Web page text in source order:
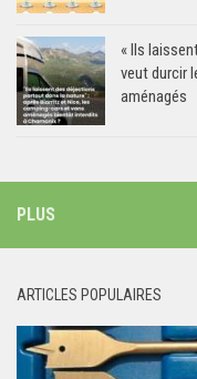
« Ils
veut durcir
aménagés
PLUS
ARTICLES POPULAIRES